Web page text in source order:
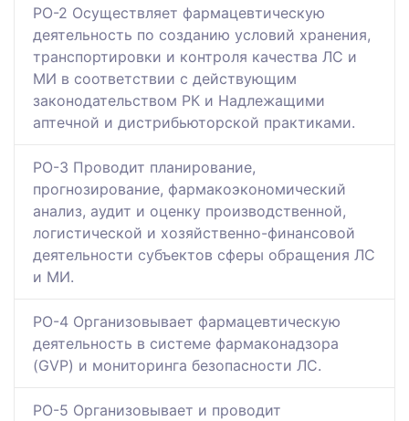
РО-2 Осуществляет фармацевтическую
деятельность по созданию условий хранения,
транспортировки и контроля качества ЛС и
МИ в соответствии с действующим
законодательством РК и Надлежащими
аптечной и дистрибьюторской практиками.
РО-3 Проводит планирование,
прогнозирование, фармакоэкономический
анализ, аудит и оценку производственной,
логистической и хозяйственно-финансовой
деятельности субъектов сферы обращения ЛС
и МИ.
РО-4 Организовывает фармацевтическую
деятельность в системе фармаконадзора
(GVP) и мониторинга безопасности ЛС.
РО-5 Организовывает и проводит